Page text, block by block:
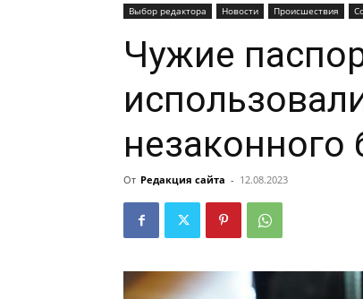
Выбор редактора Новости Происшествия
Чужие
незаконного
От Редакция сайта - 12.08.2023